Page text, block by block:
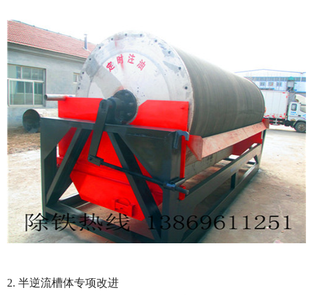
2. 半逆流槽体专项改进